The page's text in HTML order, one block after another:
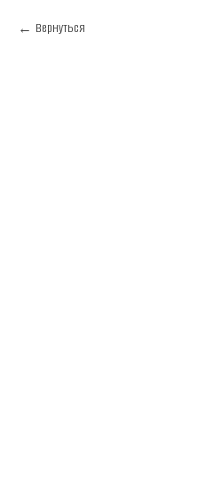
Вернуться